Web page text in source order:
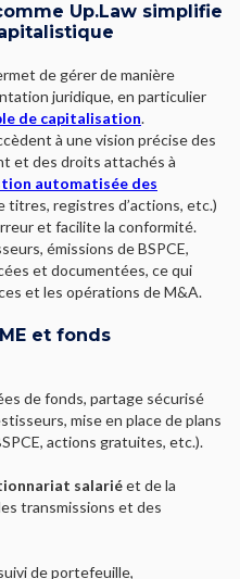
Up.Law simplifie
de gérer de manière
juridique, en particulier
de capitalisation.
à une vision précise des
et des droits attachés à
automatisée des
titres, registres d’actions, etc.)
et facilite la conformité.
émissions de BSPCE,
et documentées, ce qui
et les opérations de M&A.
et fonds
de fonds, partage sécurisé
mise en place de plans
actions gratuites, etc.).
salariéet de la
transmissions et des
de portefeuille,